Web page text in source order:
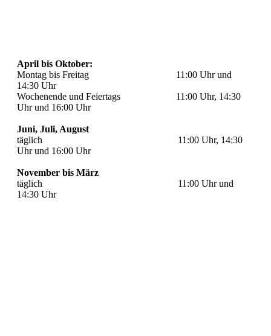
April bis Oktober:
Montag bis Freitag 11:00 Uhr und
14:30 Uhr
Wochenende und Feiertags 11:00 Uhr, 14:30
Uhr und 16:00 Uhr
Juni, Juli, August
täglich 11:00 Uhr, 14:30
Uhr und 16:00 Uhr
November bis März
täglich 11:00 Uhr und
14:30 Uhr